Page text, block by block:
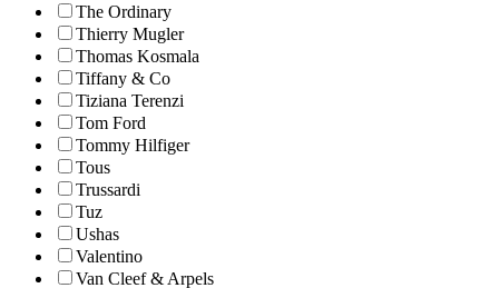
The Ordinary
Thierry Mugler
Thomas Kosmala
Tiffany & Co
Tiziana Terenzi
Tom Ford
Tommy Hilfiger
Tous
Trussardi
Tuz
Ushas
Valentino
Van Cleef & Arpels